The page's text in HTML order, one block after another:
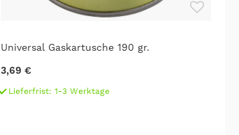
Universal Gaskartusche 190 gr.
3,69 €
Lieferfrist: 1-3 Werktage